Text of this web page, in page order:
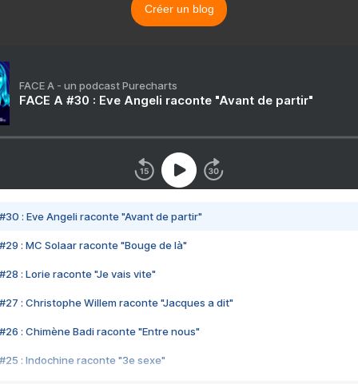
Créer un blog
FACE A - un podcast Purecharts
FACE A #30 : Eve Angeli raconte "Avant de partir"
#30 : Eve Angeli raconte "Avant de partir"
#29 : MC Solaar raconte "Bouge de là"
#28 : Lorie raconte "Je vais vite"
#27 : Christophe Willem raconte "Jacques a dit"
#26 : Chimène Badi raconte "Entre nous"
#25 : Indochine raconte "3e sexe"